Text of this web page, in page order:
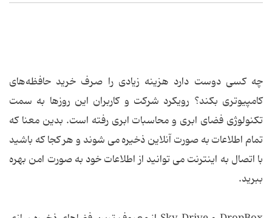
چه کسی دوست دارد هزینه زیادی را صرف خرید حافظه‌های
کامپیوتری بکند؟ رویکرد شرکت و کاربران این روزها به سمت
تکنولوژی فضای ابری و محاسبات ابری رفته است. بدین معنا که
تمام اطلاعات به صورت آنلاین ذخیره می شوند و هر کجا که باشید
با اتصال به اینترنت می توانید از اطلاعات خود به صورت امن بهره
ببرید.